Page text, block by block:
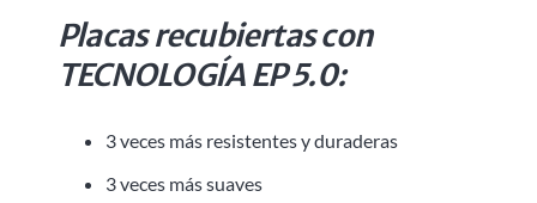
Placas recubiertas con
TECNOLOGÍA EP 5.0:
3 veces más resistentes y duraderas
3 veces más suaves